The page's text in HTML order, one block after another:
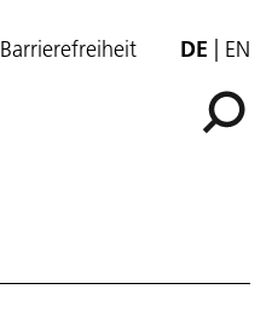
Barrierefreiheit DE EN